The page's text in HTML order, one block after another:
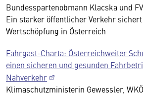
Bundesspartenobmann Klacska und
Ein starker öffentlicher Verkehr
Wertschöpfung in Österreich
Fahrgast-Charta: Österreichweiter
einen sicheren und gesunden
Nahverkehr
Klimaschutzministerin Gewessler,